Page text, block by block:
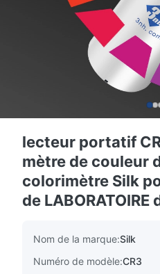
lecteur portatif
mètre de couleur
colorimètre Silk
de LABORATOIRE
Nom de la marque:Silk
Numéro de modèle:CR3